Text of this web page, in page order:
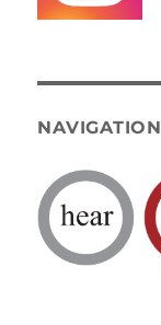
NAVIGATION